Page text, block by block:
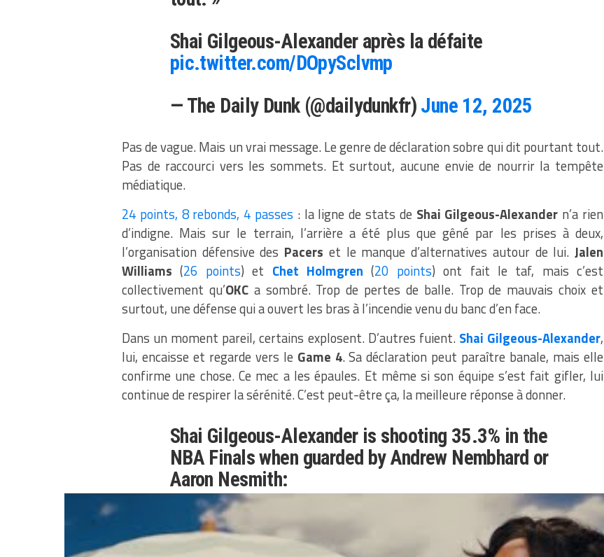
Shai Gilgeous-Alexander après la défaite
pic.twitter.com/DOpySclvmp
— The Daily Dunk (@dailydunkfr) June 12, 2025
Pas de vague. Mais un vrai message. Le genre de déclaration sobre qui dit pourtant tout.
Pas de raccourci vers les sommets. Et surtout, aucune envie de nourrir la tempête
médiatique.
24 points, 8 rebonds, 4 passes : la ligne de stats de Shai Gilgeous-Alexander n’a rien
d’indigne. Mais sur le terrain, l’arrière a été plus que gêné par les prises à deux,
l’organisation défensive des Pacers et le manque d’alternatives autour de lui.Jalen
Williams(26 points) et Chet Holmgren (20 points) ont fait le taf, mais c’est
collectivement qu’OKCa sombré. Trop de pertes de balle. Trop de mauvais choix et
surtout, une défense qui a ouvert les bras à l’incendie venu du banc d’en face.
Dans un moment pareil, certains explosent. D’autres fuient. Shai Gilgeous-Alexander,
lui, encaisse et regarde vers le Game 4. Sa déclaration peut paraître banale, mais elle
confirme une chose. Ce mec a les épaules. Et même si son équipe s’est fait gifler, lui
continue de respirer la sérénité. C’est peut-être ça, la meilleure réponse à donner.
Shai Gilgeous-Alexander is shooting 35.3% in the
NBA Finals when guarded by Andrew Nembhard or
Aaron Nesmith:
Nembhard: 7-for-20 (35%) + 5 turnovers
Nesmith: 5-for-14 (35.7%) + 2 turnovers